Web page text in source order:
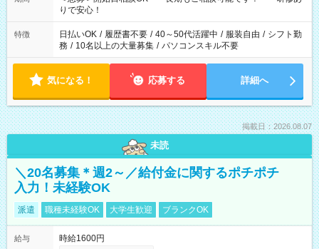
りで安心！
特徴 日払いOK / 履歴書不要 / 40～50代活躍中 / 服装自由 / シフト勤
務 / 10名以上の大量募集 / パソコンスキル不要
気になる！ 応募する 詳細へ
掲載日：2026.08.07
未読
＼20名募集＊週2～／給付金に関するポチポチ
入力！未経験OK
派遣 職種未経験OK 大学生歓迎 ブランクOK
給与 時給1600円